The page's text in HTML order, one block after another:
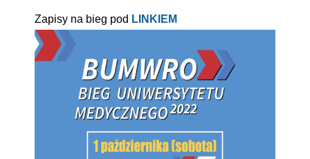
Zapisy na bieg pod LINKIEM